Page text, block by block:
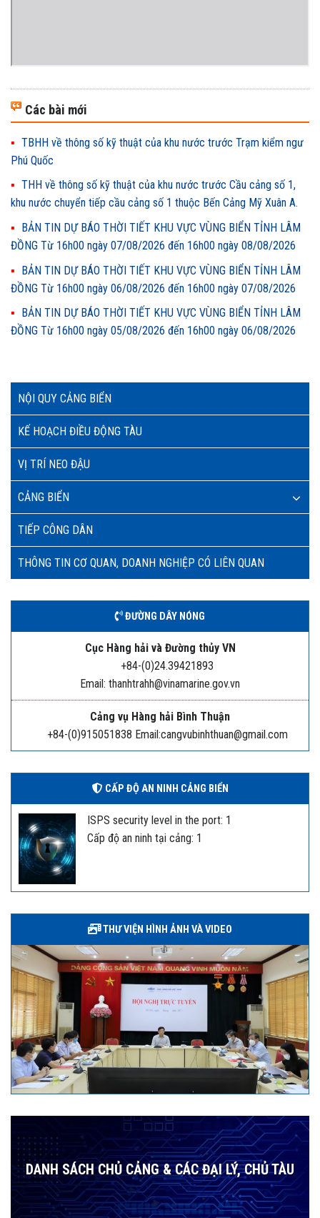
NỘI QUY CẢNG BIỂN
KẾ HOẠCH ĐIỀU ĐỘNG TÀU
VỊ TRÍ NEO ĐẬU
CẢNG BIỂN
TIẾP CÔNG DÂN
THÔNG TIN CƠ QUAN, DOANH NGHIỆP CÓ LIÊN QUAN
ĐƯỜNG DÂY NÓNG
Cục Hàng hải và Đường thủy VN
+84-(0)24.39421893
Email: thanhtrahh@vinamarine.gov.vn
Cảng vụ Hàng hải Bình Thuận
+84-(0)915051838 Email:cangvubinhthuan@gmail.com
CẤP ĐỘ AN NINH CẢNG BIỂN
ISPS security level in the port: 1
Cấp độ an ninh tại cảng: 1
THƯ VIỆN HÌNH ẢNH VÀ VIDEO
DANH SÁCH CHỦ CẢNG & CÁC ĐẠI LÝ, CHỦ TÀU
Các bài mới
TBHH về thông số kỹ thuật của khu nước trước Trạm kiểm ngư
Phú Quốc
THH về thông số kỹ thuật của khu nước trước Cầu cảng số 1,
khu nước chuyển tiếp cầu cảng số 1 thuộc Bến Cảng Mỹ Xuân A.
BẢN TIN DỰ BÁO THỜI TIẾT KHU VỰC VÙNG BIỂN TỈNH LÂM
ĐỒNG Từ 16h00 ngày 07/08/2026 đến 16h00 ngày 08/08/2026
BẢN TIN DỰ BÁO THỜI TIẾT KHU VỰC VÙNG BIỂN TỈNH LÂM
ĐỒNG Từ 16h00 ngày 06/08/2026 đến 16h00 ngày 07/08/2026
BẢN TIN DỰ BÁO THỜI TIẾT KHU VỰC VÙNG BIỂN TỈNH LÂM
ĐỒNG Từ 16h00 ngày 05/08/2026 đến 16h00 ngày 06/08/2026